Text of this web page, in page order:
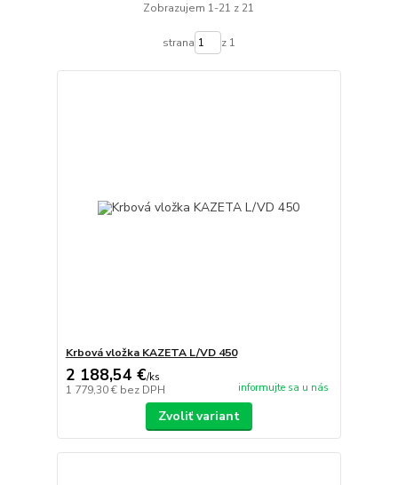
Zobrazujem 1-21 z 21
strana z 1
Krbová vložka KAZETA L/VD 450
2 188,54 €/ks
1 779,30 € bez DPH informujte sa u nás
Zvoliť variant